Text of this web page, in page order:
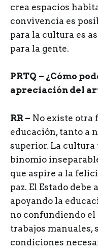
crea espacios
convivencia es
para la cultura es
para la gente.
PRTQ – ¿Cómo
apreciación del
RR – No existe otra
educación, tanto a
superior. La cultura
binomio
que aspire a la
paz. El Estado
apoyando la
no confundiendo el
trabajos manuales,
condiciones